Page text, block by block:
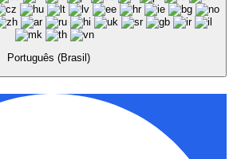
Português (Brasil)